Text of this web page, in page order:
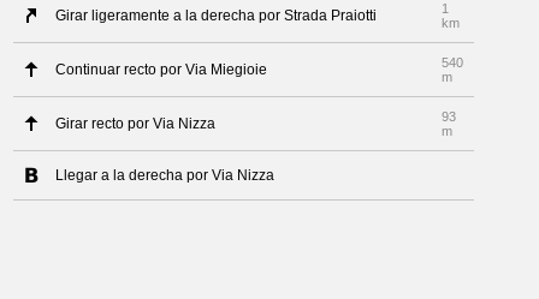
Girar ligeramente a la derecha por Strada Praiotti
1
km
Continuar recto por Via Miegioie
540
m
Girar recto por Via Nizza
93
m
Llegar a la derecha por Via Nizza